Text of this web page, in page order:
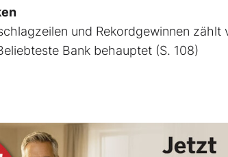
und Rekordgewinnen
Bank behauptet (S. 108)